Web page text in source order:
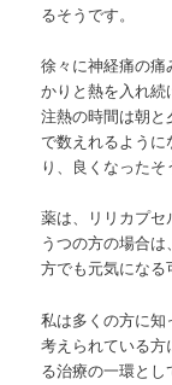
るそうです。
徐々に神経痛の痛
かりと熱を入れ続
注熱の時間は朝と
で数えれるように
り、良くなったそ
薬は、リリカプセ
うつの方の場合
方でも元気になる
私は多くの方に
考えられている方
る治療の一環とし